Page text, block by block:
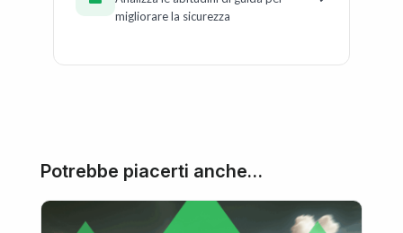
migliorare la sicurezza
Potrebbe piacerti anche…